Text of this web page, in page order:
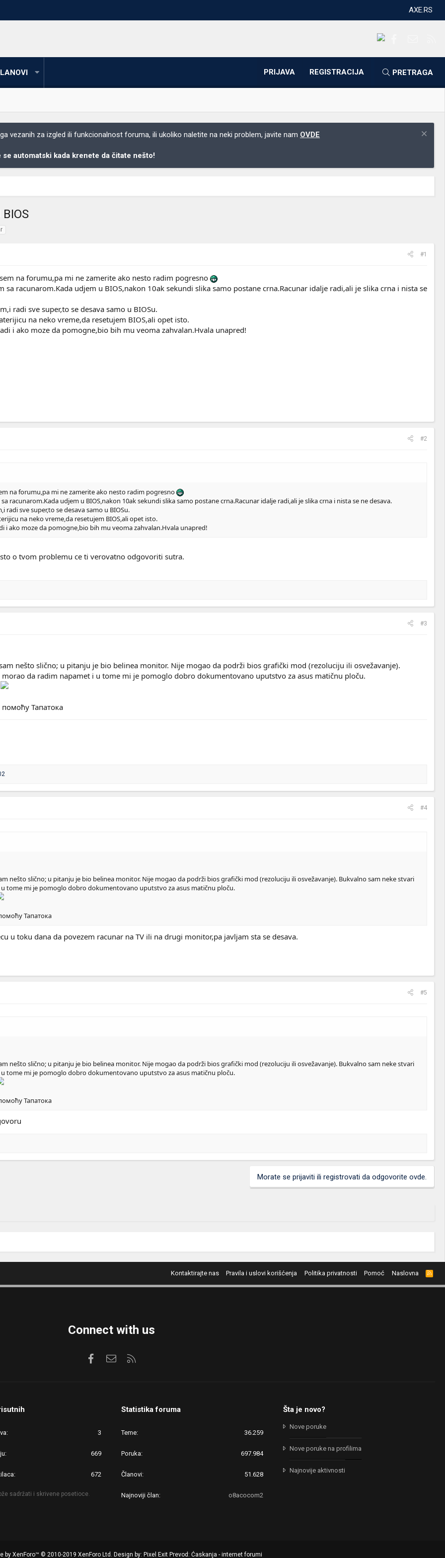
AXE.RS
PRIJAVA REGISTRACIJA PRETRAGA
vezanih za izgled ili funkcionalnost foruma, ili ukoliko naletite na neki problem, javite nam OVDE
se automatski kada krenete da čitate nešto!
#1
na forumu,pa mi ne zamerite ako nesto radim pogresno
sa racunarom.Kada udjem u BIOS,nakon 10ak sekundi slika samo postane crna.Racunar idalje radi,ali je slika crna i nista se
radi sve super,to se desava samo u BIOSu.
na neko vreme,da resetujem BIOS,ali opet isto.
i ako moze da pomogne,bio bih mu veoma zahvalan.Hvala unapred!
#2
na forumu,pa mi ne zamerite ako nesto radim pogresno
racunarom.Kada udjem u BIOS,nakon 10ak sekundi slika samo postane crna.Racunar idalje radi,ali je slika crna i nista se ne desava.
radi sve super,to se desava samo u BIOSu.
na neko vreme,da resetujem BIOS,ali opet isto.
i ako moze da pomogne,bio bih mu veoma zahvalan.Hvala unapred!
o tvom problemu ce ti verovatno odgovoriti sutra.
#3
nešto slično; u pitanju je bio belinea monitor. Nije mogao da podrži bios grafički mod (rezoluciju ili osvežavanje).
da radim napamet i u tome mi je pomoglo dobro dokumentovano uputstvo za asus matičnu ploču.
Тапатока
#4
nešto slično; u pitanju je bio belinea monitor. Nije mogao da podrži bios grafički mod (rezoluciju ili osvežavanje). Bukvalno sam neke stvari
tome mi je pomoglo dobro dokumentovano uputstvo za asus matičnu ploču.
Тапатока
u toku dana da povezem racunar na TV ili na drugi monitor,pa javljam sta se desava.
#5
nešto slično; u pitanju je bio belinea monitor. Nije mogao da podrži bios grafički mod (rezoluciju ili osvežavanje). Bukvalno sam neke stvari
tome mi je pomoglo dobro dokumentovano uputstvo za asus matičnu ploču.
Тапатока
Morate se prijaviti ili registrovati da odgovorite ovde.
Kontaktirajte nas Pravila i uslovi korišćenja Politika privatnosti Pomoć Naslovna
R
S
S
Connect with us
FacebookKontaktirajte nas
3
669
672
sadržati i skrivene posetioce.
Statistika foruma
Teme 36.259
Poruka 697.984
Članovi 51.628
Najnoviji član o8acocom2
Šta je novo?
Nove poruke
Nove poruke na profilima
Najnovije aktivnosti
by XenForo™ © 2010-2019 XenForo Ltd. Design by: Pixel Exit Prevod: Ćaskanja - internet forumi